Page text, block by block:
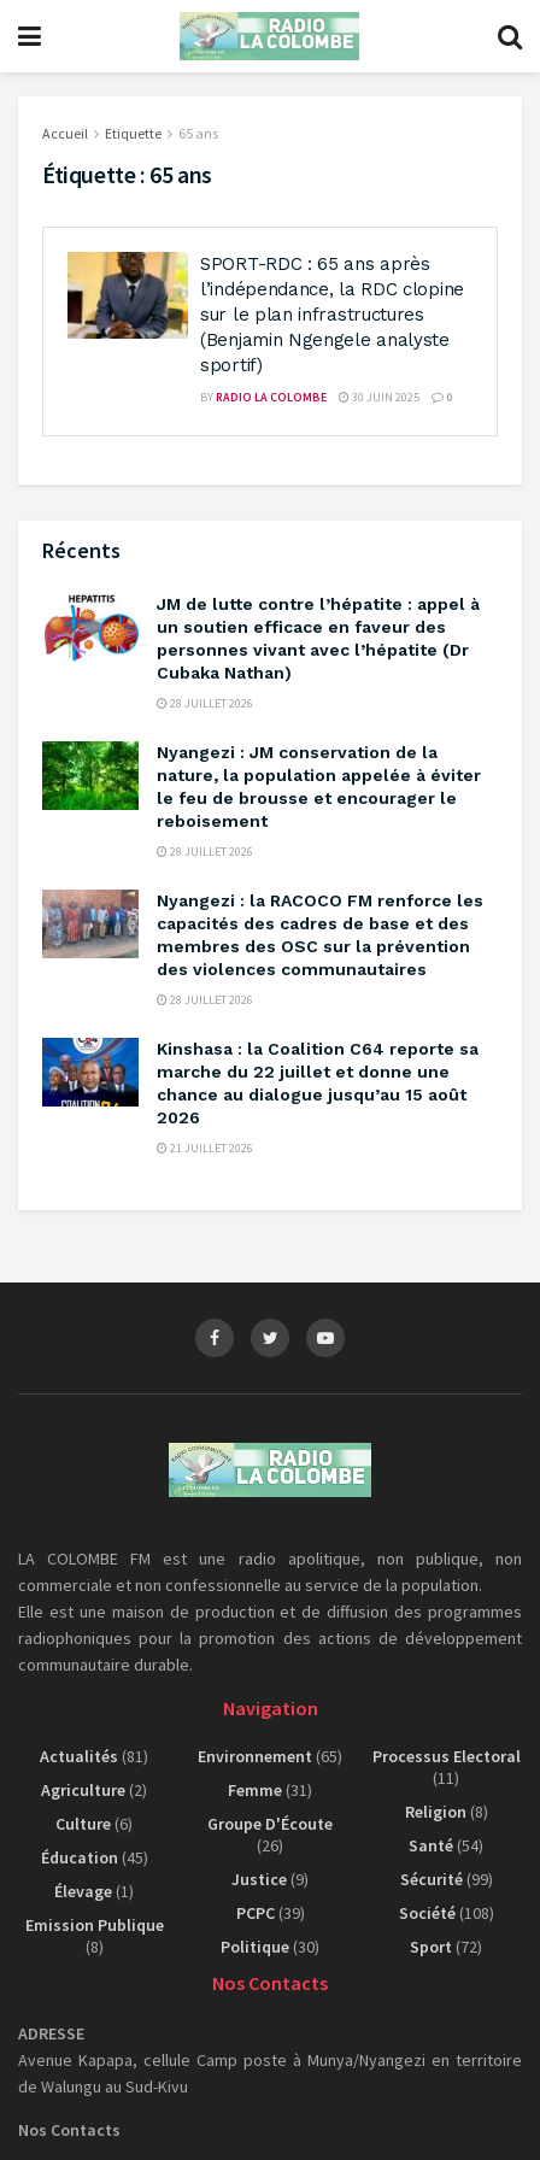
Accueil Etiquette 65 ans
Étiquette : 65 ans
SPORT-RDC : 65 ans après
l’indépendance, la RDC clopine
sur le plan infrastructures
(Benjamin Ngengele analyste
sportif)
BYRADIO LA COLOMBE 30 JUIN 2025 0
Récents
‎JM de lutte contre l’hépatite : appel à
un soutien efficace en faveur des
personnes vivant avec l’hépatite (Dr
Cubaka Nathan)
28 JUILLET 2026
‎Nyangezi : JM conservation de la
nature, la population appelée à éviter
le feu de brousse et encourager le
reboisement ‎
28 JUILLET 2026
‎Nyangezi : la RACOCO FM renforce les
capacités des cadres de base et des
membres des OSC sur la prévention
des violences communautaires ‎
28 JUILLET 2026
Kinshasa : la Coalition C64 reporte sa
marche du 22 juillet et donne une
chance au dialogue jusqu’au 15 août
2026
21 JUILLET 2026
LA COLOMBE FM est une radio apolitique, non publique, non
commerciale et non confessionnelle au service de la population.
Elle est une maison de production et de diffusion des programmes
radiophoniques pour la promotion des actions de développement
communautaire durable.
Navigation
Actualités (81)
Agriculture (2)
Culture (6)
Éducation (45)
Élevage (1)
Emission Publique
(8)
Environnement (65)
Femme (31)
Groupe D'Écoute
(26)
Justice (9)
PCPC(39)
Politique (30)
Processus Electoral
(11)
Religion (8)
Santé (54)
Sécurité(99)
Société(108)
Sport (72)
Nos Contacts
ADRESSE
Avenue Kapapa, cellule Camp poste à Munya/Nyangezi en territoire
de Walungu au Sud-Kivu
Nos Contacts